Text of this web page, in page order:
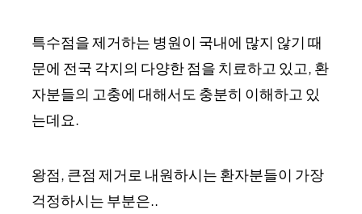
특수점을 제거하는 병원이 국내에 많지 않기 때
문에 전국 각지의 다양한 점을 치료하고 있고, 환
자분들의 고충에 대해서도 충분히 이해하고 있
는데요.
왕점, 큰점 제거로 내원하시는 환자분들이 가장
걱정하시는 부분은..